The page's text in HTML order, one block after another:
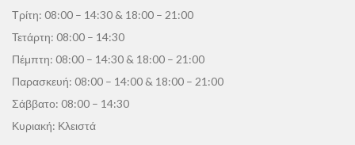
Τρίτη: 08:00 – 14:30 & 18:00 – 21:00
Τετάρτη: 08:00 – 14:30
Πέμπτη: 08:00 – 14:30 & 18:00 – 21:00
Παρασκευή: 08:00 – 14:00 & 18:00 – 21:00
Σάββατο: 08:00 – 14:30
Κυριακή: Κλειστά